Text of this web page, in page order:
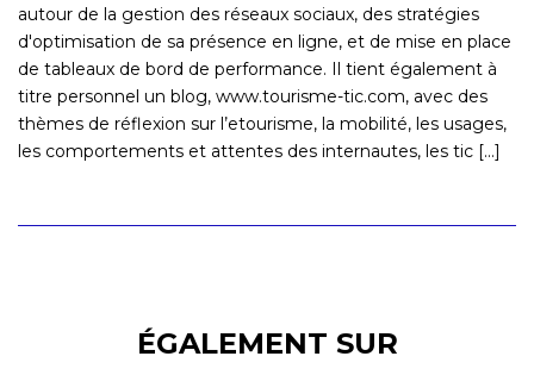
autour de la gestion des réseaux sociaux, des stratégies
d'optimisation de sa présence en ligne, et de mise en place
de tableaux de bord de performance. Il tient également à
titre personnel un blog, www.tourisme-tic.com, avec des
thèmes de réflexion sur l’etourisme, la mobilité, les usages,
les comportements et attentes des internautes, les tic [...]
ÉGALEMENT SUR